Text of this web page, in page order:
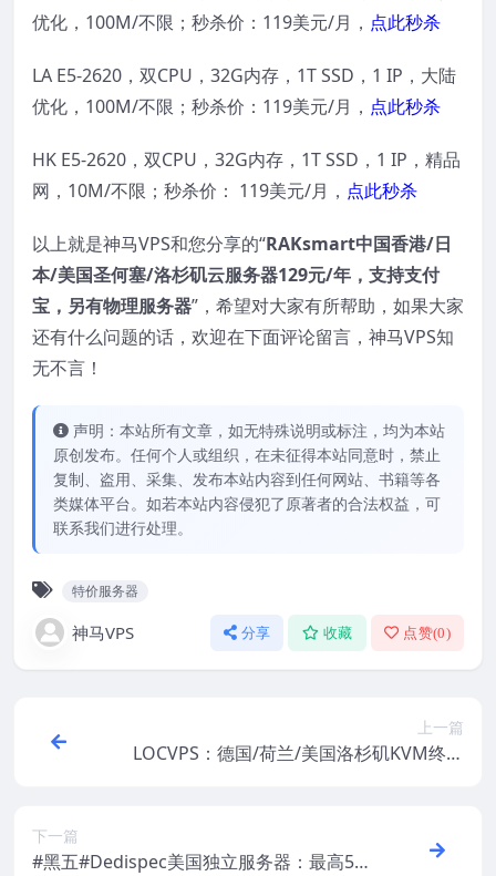
优化，100M/不限；秒杀价：119美元/月， 点此秒杀
LA E5-2620，双CPU，32G内存，1T SSD，1 IP，大陆
优化，100M/不限；秒杀价：119美元/月， 点此秒杀
HK E5-2620，双CPU，32G内存，1T SSD，1 IP，精品
网，10M/不限；秒杀价： 119美元/月， 点此秒杀
以上就是神马VPS和您分享的“RAKsmart中国香港/日
本/美国圣何塞/洛杉矶云服务器129元/年，支持支付
宝，另有物理服务器”，希望对大家有所帮助，如果大家
还有什么问题的话，欢迎在下面评论留言，神马VPS知
无不言！
声明：本站所有文章，如无特殊说明或标注，均为本站
原创发布。任何个人或组织，在未征得本站同意时，禁止
复制、盗用、采集、发布本站内容到任何网站、书籍等各
类媒体平台。如若本站内容侵犯了原著者的合法权益，可
联系我们进行处理。
特价服务器
神马VPS 分享 收藏 点赞(0)
上一篇
LOCVPS：德国/荷兰/美国洛杉矶KVM终身
下一篇
#黑五#Dedispec美国独立服务器：最高512